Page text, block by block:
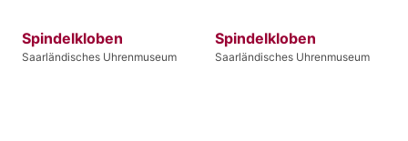
Spindelkloben
Saarländisches Uhrenmuseum
Spindelkloben
Saarländisches Uhrenmuseum